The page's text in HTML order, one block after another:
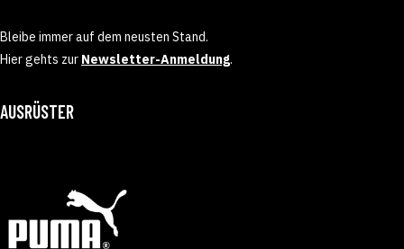
Bleibe immer auf dem neusten Stand.
Hier gehts zur Newsletter-Anmeldung.
AUSRÜSTER